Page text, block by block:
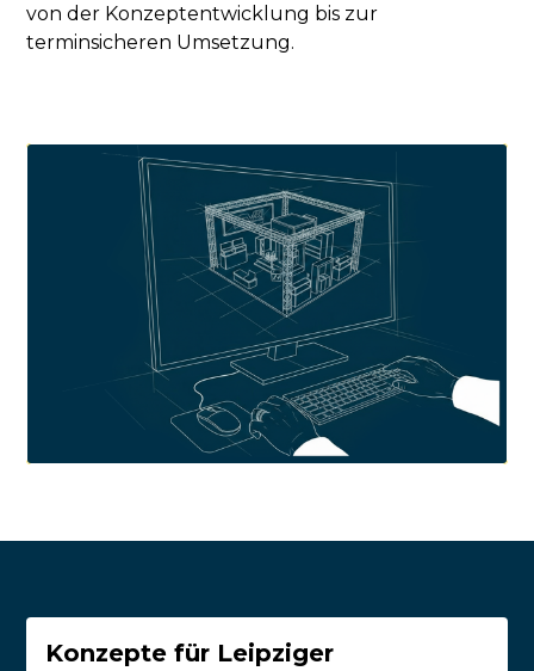
von der Konzeptentwicklung bis zur
terminsicheren Umsetzung.
Konzepte für Leipziger